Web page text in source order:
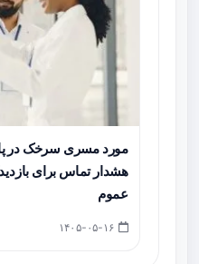
مورد مسری سرخک در
هشدار تماس برای
عموم